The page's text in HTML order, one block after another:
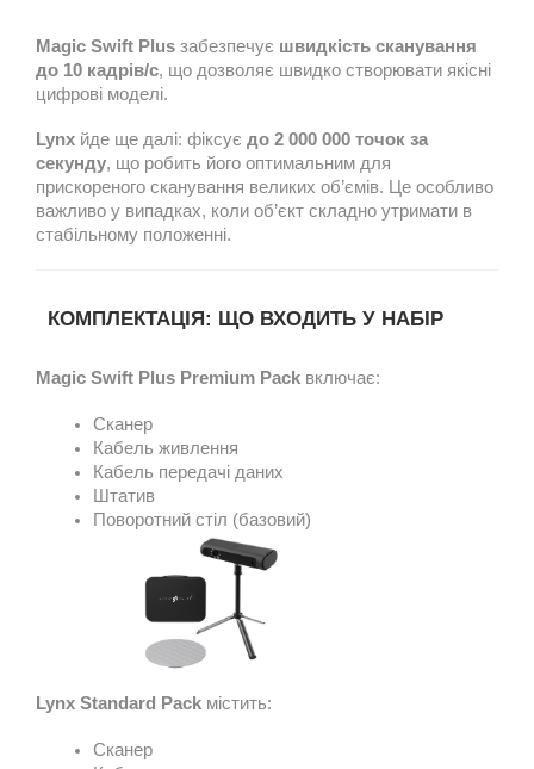
Magic Swift Plus забезпечує швидкість сканування
до 10 кадрів/с, що дозволяє швидко створювати якісні
цифрові моделі.
Lynx йде ще далі: фіксує до 2 000 000 точок за
секунду, що робить його оптимальним для
прискореного сканування великих об’ємів. Це особливо
важливо у випадках, коли об’єкт складно утримати в
стабільному положенні.
КОМПЛЕКТАЦІЯ: ЩО ВХОДИТЬ У НАБІР
Magic Swift Plus Premium Pack включає:
Сканер
Кабель живлення
Кабель передачі даних
Штатив
Lynx Standard Pack містить:
Сканер